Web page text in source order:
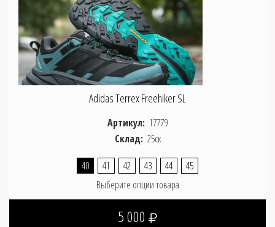
Adidas Terrex Freehiker SL
Артикул: 17779
Склад: 25ск
40 41 42 43 44
45
Выберите опции товара
5 000